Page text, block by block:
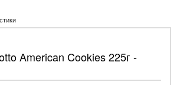
American Cookies 225г -